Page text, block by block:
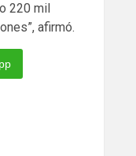
220 mil
afirmó.